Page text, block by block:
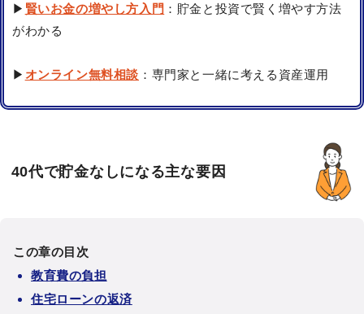
▶ 賢いお金の増やし方入門 ：貯金と投資で賢く増やす方法
がわかる
▶ オンライン無料相談 ：専門家と一緒に考える資産運用
40代で貯金なしになる主な要因
この章の目次
教育費の負担
住宅ローンの返済